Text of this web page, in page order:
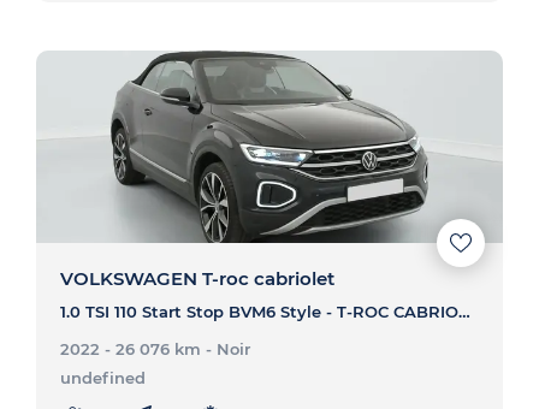
VOLKSWAGEN T-roc cabriolet
1.0 TSI 110 Start Stop BVM6 Style - T-ROC CABRIOLET 1.0 TSI 110 Start Stop BVM6 Style
2022 - 26 076 km - Noir
undefined